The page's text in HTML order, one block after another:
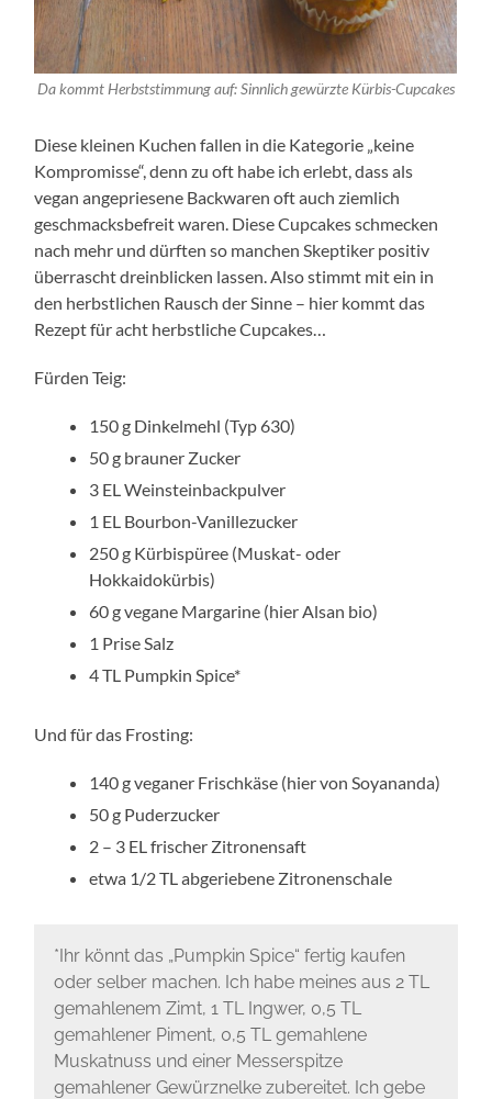
Da kommt Herbststimmung auf: Sinnlich gewürzte Kürbis-Cupcakes
Diese kleinen Kuchen fallen in die Kategorie „keine
Kompromisse“, denn zu oft habe ich erlebt, dass als
vegan angepriesene Backwaren oft auch ziemlich
geschmacksbefreit waren. Diese Cupcakes schmecken
nach mehr und dürften so manchen Skeptiker positiv
überrascht dreinblicken lassen. Also stimmt mit ein in
den herbstlichen Rausch der Sinne – hier kommt das
Rezept für acht herbstliche Cupcakes…
Fürden Teig:
150 g Dinkelmehl (Typ 630)
50 g brauner Zucker
3 EL Weinsteinbackpulver
1 EL Bourbon-Vanillezucker
250 g Kürbispüree (Muskat- oder
Hokkaidokürbis)
60 g vegane Margarine (hier Alsan bio)
1 Prise Salz
4 TL Pumpkin Spice*
Und für das Frosting:
140 g veganer Frischkäse (hier von Soyananda)
50 g Puderzucker
2 – 3 EL frischer Zitronensaft
etwa 1/2 TL abgeriebene Zitronenschale
*Ihr könnt das „Pumpkin Spice“ fertig kaufen
oder selber machen. Ich habe meines aus 2 TL
gemahlenem Zimt, 1 TL Ingwer, 0,5 TL
gemahlener Piment, 0,5 TL gemahlene
Muskatnuss und einer Messerspitze
gemahlener Gewürznelke zubereitet. Ich gebe